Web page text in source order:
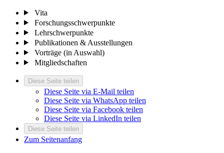
Vita
Forschungsschwerpunkte
Lehrschwerpunkte
Publikationen & Ausstellungen
Vorträge (in Auswahl)
Mitgliedschaften
Diese Seite teilen
Diese Seite via E-Mail teilen
Diese Seite via WhatsApp teilen
Diese Seite via Facebook teilen
Diese Seite via LinkedIn teilen
Diese Seite teilen
Zum Seitenanfang